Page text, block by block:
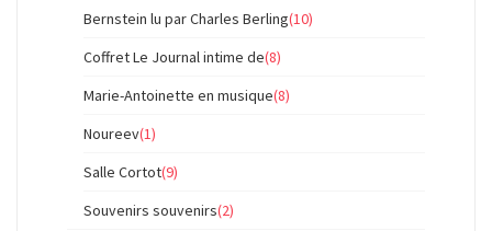
Bernstein lu par Charles Berling(10)
Coffret Le Journal intime de(8)
Marie-Antoinette en musique(8)
Noureev(1)
Salle Cortot(9)
Souvenirs souvenirs(2)